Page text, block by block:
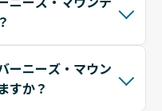
ーニーズ・マウン
すか？